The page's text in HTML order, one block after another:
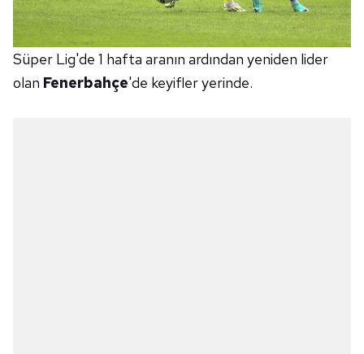
Süper Lig'de 1 hafta aranın ardından yeniden lider
olan Fenerbahçe'de keyifler yerinde.